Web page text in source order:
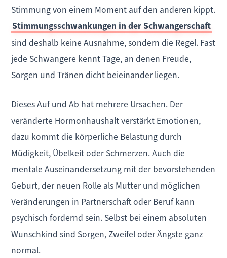
Stimmung von einem Moment auf den anderen kippt.
Stimmungsschwankungen in der Schwangerschaft
sind deshalb keine Ausnahme, sondern die Regel. Fast
jede Schwangere kennt Tage, an denen Freude,
Sorgen und Tränen dicht beieinander liegen.
Dieses Auf und Ab hat mehrere Ursachen. Der
veränderte Hormonhaushalt verstärkt Emotionen,
dazu kommt die körperliche Belastung durch
Müdigkeit, Übelkeit oder Schmerzen. Auch die
mentale Auseinandersetzung mit der bevorstehenden
Geburt, der neuen Rolle als Mutter und möglichen
Veränderungen in Partnerschaft oder Beruf kann
psychisch fordernd sein. Selbst bei einem absoluten
Wunschkind sind Sorgen, Zweifel oder Ängste ganz
normal.